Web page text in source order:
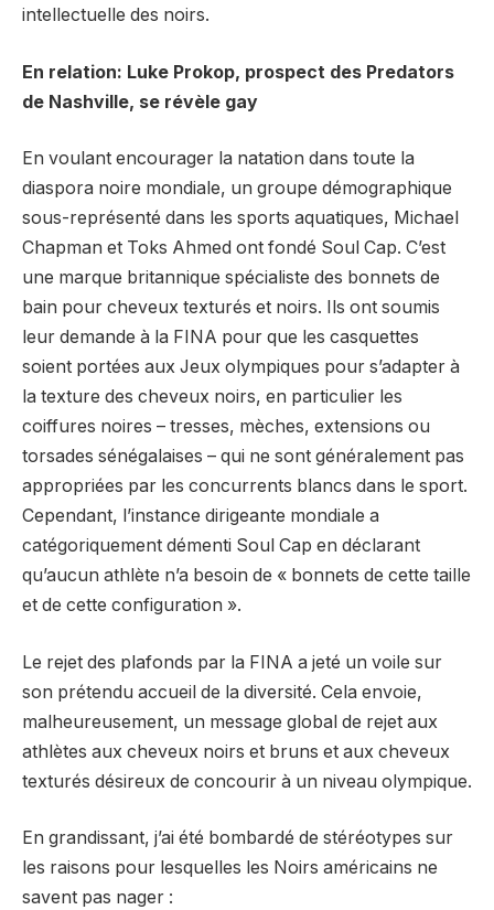
intellectuelle des noirs.
En relation: Luke Prokop, prospect des Predators
de Nashville, se révèle gay
En voulant encourager la natation dans toute la
diaspora noire mondiale, un groupe démographique
sous-représenté dans les sports aquatiques, Michael
Chapman et Toks Ahmed ont fondé Soul Cap. C’est
une marque britannique spécialiste des bonnets de
bain pour cheveux texturés et noirs. Ils ont soumis
leur demande à la FINA pour que les casquettes
soient portées aux Jeux olympiques pour s’adapter à
la texture des cheveux noirs, en particulier les
coiffures noires – tresses, mèches, extensions ou
torsades sénégalaises – qui ne sont généralement pas
appropriées par les concurrents blancs dans le sport.
Cependant, l’instance dirigeante mondiale a
catégoriquement démenti Soul Cap en déclarant
qu’aucun athlète n’a besoin de « bonnets de cette taille
et de cette configuration ».
Le rejet des plafonds par la FINA a jeté un voile sur
son prétendu accueil de la diversité. Cela envoie,
malheureusement, un message global de rejet aux
athlètes aux cheveux noirs et bruns et aux cheveux
texturés désireux de concourir à un niveau olympique.
En grandissant, j’ai été bombardé de stéréotypes sur
les raisons pour lesquelles les Noirs américains ne
savent pas nager :